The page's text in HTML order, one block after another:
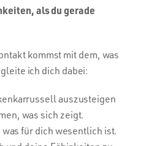
als du gerade
kommst mit dem, was
ich dich dabei:
auszusteigen
was sich zeigt.
für dich wesentlich ist.